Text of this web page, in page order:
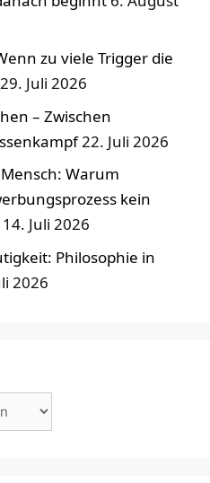
zu viele Trigger die
29. Juli 2026
– Zwischen
22. Juli 2026
Warum
kein
14. Juli 2026
Philosophie in
2026